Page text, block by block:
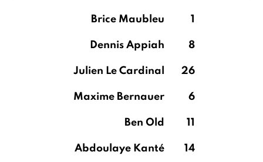
Brice Maubleu 1
Dennis Appiah 8
Julien Le Cardinal 26
Maxime Bernauer 6
Ben Old 11
Abdoulaye Kanté 14